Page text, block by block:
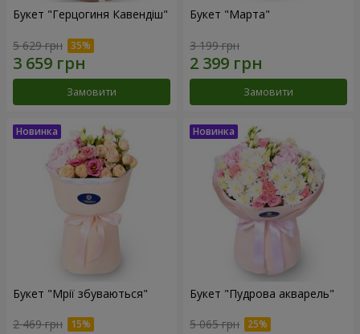
Букет "Герцогиня Кавендіш"
5 629 грн
Замовити
Букет "Марта"
3 199 грн
Замовити
Букет "Мрії збуваються"
2 469 грн
Букет "Пудрова акварель"
5 065 грн